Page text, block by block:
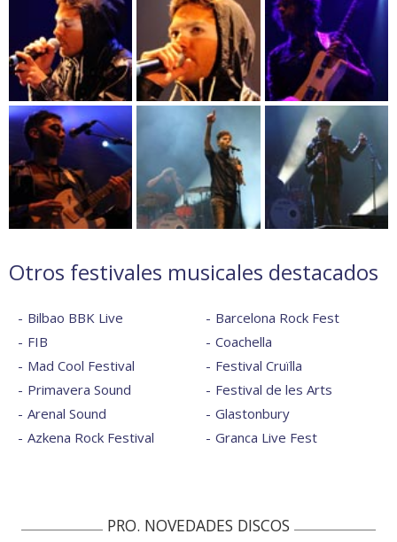
Otros festivales musicales destacados
Bilbao BBK Live
FIB
Mad Cool Festival
Primavera Sound
Arenal Sound
Azkena Rock Festival
Barcelona Rock Fest
Coachella
Festival Cruïlla
Festival de les Arts
Glastonbury
Granca Live Fest
PRO. NOVEDADES DISCOS